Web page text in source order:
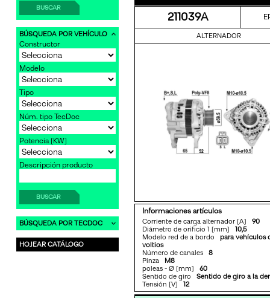
BUSCAR
BÚSQUEDA POR VEHÍCULO
Constructor
Modelo
Tipo
Núm. tipo TecDoc
Potencia [KW]
Descripción producto
BUSCAR
BÚSQUEDA POR TECDOC
HOJEAR CATÁLOGO
211039A
ALTERNADOR
Informaciones artículos
Corriente de carga alternador [A] 90
Diámetro de orificio 1 [mm] 10,5
Modelo red de a bordo para vehículos
voltios
Número de canales 8
Pinza M8
poleas - Ø [mm] 60
Sentido de giro Sentido de giro a la
Tensión [V] 12